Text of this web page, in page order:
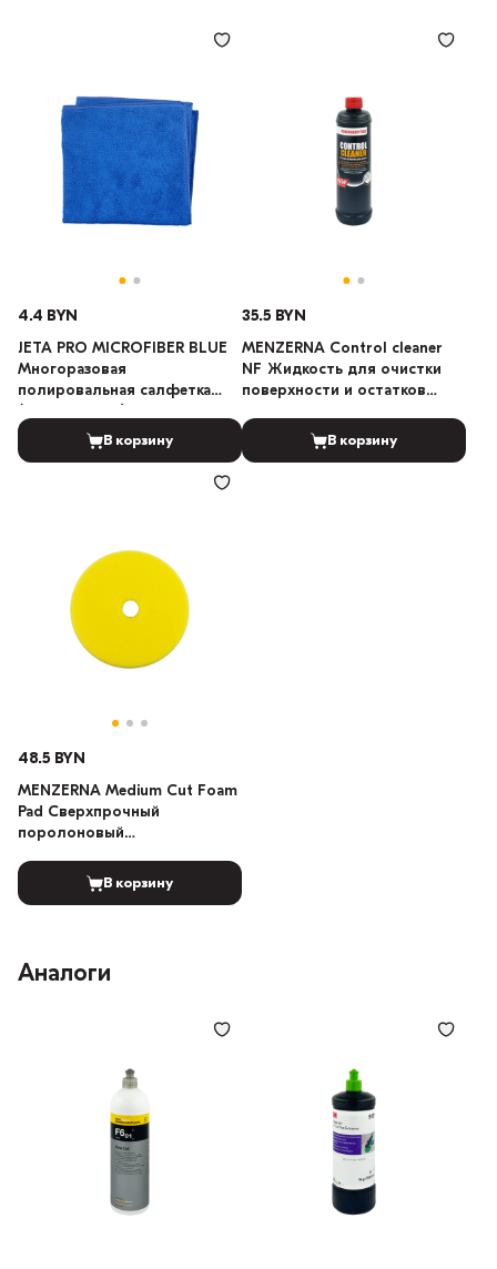
4.4 BYN
JETA PRO MICROFIBER BLUE
Многоразовая
полировальная салфетка
В корзину
35.5 BYN
MENZERNA Control cleaner
NF Жидкость для очистки
поверхности и остатков
В корзину
48.5 BYN
MENZERNA Medium Cut Foam
Pad Сверхпрочный
поролоновый
130/150мм
В корзину
Аналоги